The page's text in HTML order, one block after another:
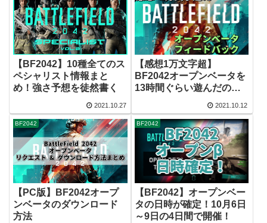
【BF2042】10種全てのス
ペシャリスト情報まと
め！強さ予想を徒然書く
2021.10.27
【感想1万文字超】
BF2042オープンベータを
13時間ぐらい遊んだので
2021.10.12
BF2042
【PC版】BF2042オープ
ンベータのダウンロード
方法
BF2042
【BF2042】オープンベー
タの日時が確定！10月6日
～9日の4日間で開催！